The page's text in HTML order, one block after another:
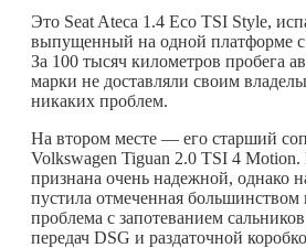
Это Seat Ateca 1.4 Eco TSI Style,
выпущенный на одной платформе с
За 100 тысяч километров пробега
марки не доставляли своим
никаких проблем.
На втором месте — его старший
Volkswagen Tiguan 2.0 TSI 4
признана очень надежной, однако
пустила отмеченная большинством
проблема с запотеванием
передач DSG и раздаточной